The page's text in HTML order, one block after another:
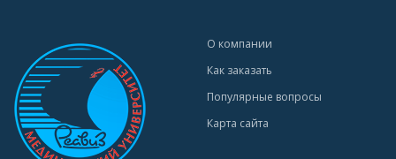
О компании
Как заказать
Популярные вопросы
Карта сайта